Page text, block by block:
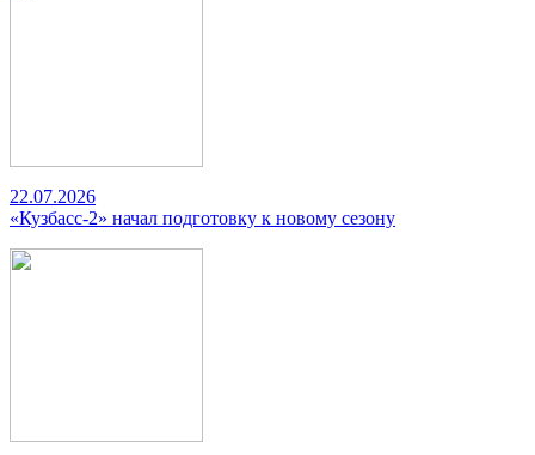
22.07.2026
«Кузбасс-2» начал подготовку к новому сезону